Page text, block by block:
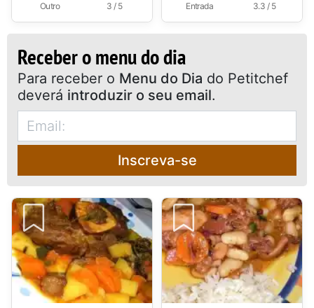
Outro 3 / 5 Entrada 3.3 / 5
Receber o menu do dia
Para receber o Menu do Dia do Petitchef
deverá introduzir o seu email.
Inscreva-se